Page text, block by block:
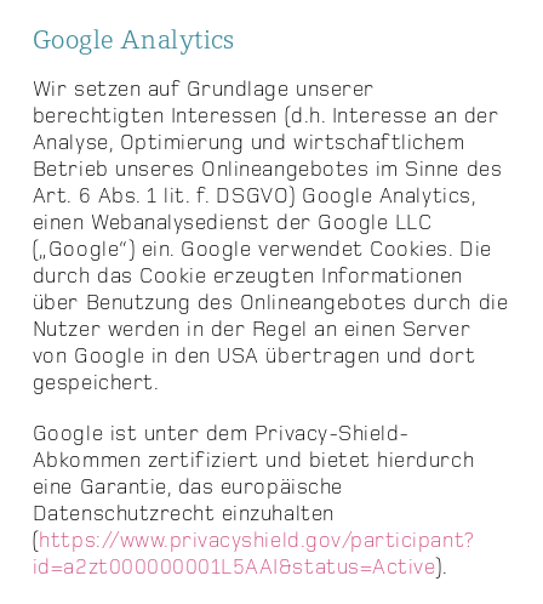
Google Analytics
Wir setzen auf Grundlage unserer
berechtigten Interessen (d.h. Interesse an der
Analyse, Optimierung und wirtschaftlichem
Betrieb unseres Onlineangebotes im Sinne des
Art. 6 Abs. 1 lit. f. DSGVO) Google Analytics,
einen Webanalysedienst der Google LLC
(„Google“) ein. Google verwendet Cookies. Die
durch das Cookie erzeugten Informationen
über Benutzung des Onlineangebotes durch die
Nutzer werden in der Regel an einen Server
von Google in den USA übertragen und dort
gespeichert.
Google ist unter dem Privacy-Shield-
Abkommen zertifiziert und bietet hierdurch
eine Garantie, das europäische
Datenschutzrecht einzuhalten
(https://www.privacyshield.gov/participant?
id=a2zt000000001L5AAI&status=Active).